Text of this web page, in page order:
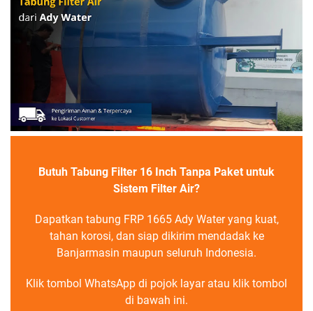
Butuh Tabung Filter 16 Inch Tanpa Paket untuk
Sistem Filter Air?
Dapatkan tabung FRP 1665 Ady Water yang kuat,
tahan korosi, dan siap dikirim mendadak ke
Banjarmasin maupun seluruh Indonesia.
Klik tombol WhatsApp di pojok layar atau klik tombol
di bawah ini.